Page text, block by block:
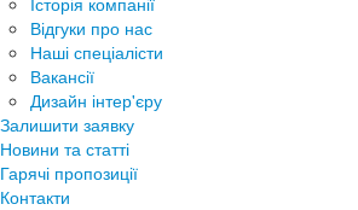
Відгуки про нас
Наші спеціалісти
Вакансії
Дизайн інтер'єру
Залишити заявку
Новини та статті
Гарячі пропозиції
Контакти